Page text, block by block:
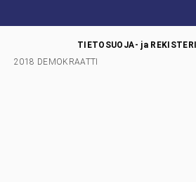
2018 DEMOKRAATTI
TIETOSUOJA- ja